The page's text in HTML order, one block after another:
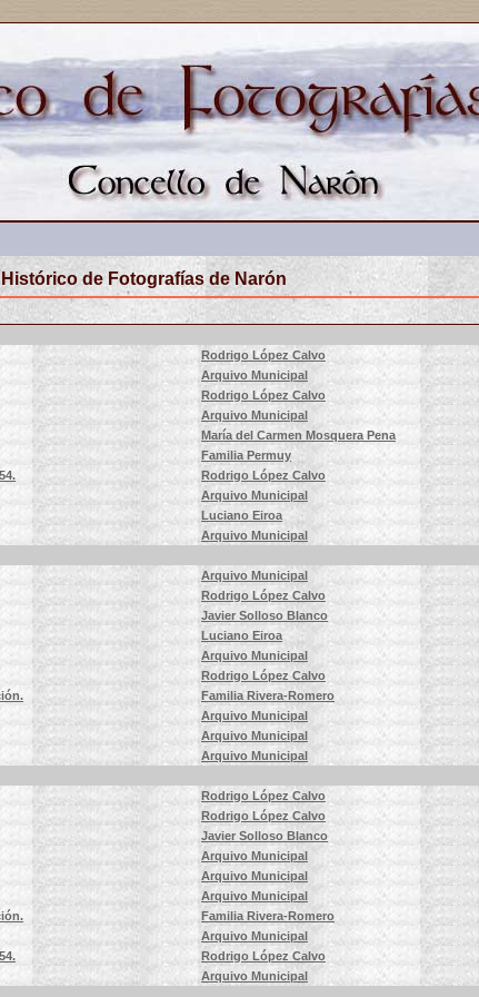
de Fotografías de Narón
Rodrigo López Calvo
Arquivo Municipal
Rodrigo López Calvo
Arquivo Municipal
María del Carmen Mosquera Pena
Familia Permuy
Rodrigo López Calvo
Arquivo Municipal
Luciano Eiroa
Arquivo Municipal
Arquivo Municipal
Rodrigo López Calvo
Javier Solloso Blanco
Luciano Eiroa
Arquivo Municipal
Rodrigo López Calvo
Familia Rivera-Romero
Arquivo Municipal
Arquivo Municipal
Arquivo Municipal
Rodrigo López Calvo
Rodrigo López Calvo
Javier Solloso Blanco
Arquivo Municipal
Arquivo Municipal
Arquivo Municipal
Familia Rivera-Romero
Arquivo Municipal
Rodrigo López Calvo
Arquivo Municipal